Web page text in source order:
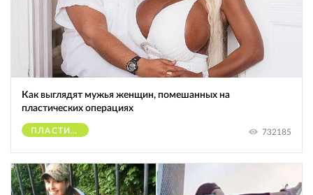
Как выглядят мужья женщин, помешанных на
пластических операциях
ПЛАСТИЧЕСКИЕ ОПЕРАЦИИ 732185